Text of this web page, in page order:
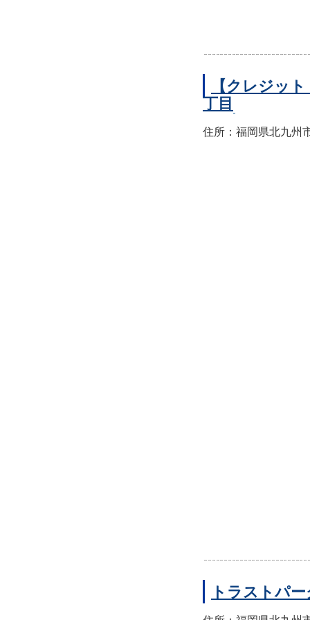
【クレジッ
丁目
住所：福岡県北九州
トラストパ